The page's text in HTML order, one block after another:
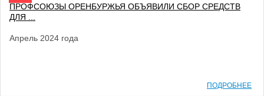
ПРОФСОЮЗЫ ОРЕНБУРЖЬЯ ОБЪЯВИЛИ СБОР СРЕДСТВ
ДЛЯ ...
Апрель 2024 года
ПОДРОБНЕЕ